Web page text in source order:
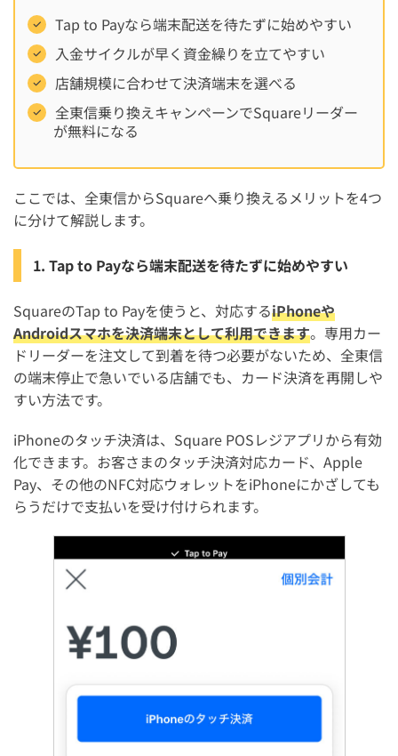
Tap to Payなら端末配送を待たずに始めやすい
入金サイクルが早く資金繰りを立てやすい
店舗規模に合わせて決済端末を選べる
全東信乗り換えキャンペーンでSquareリーダー
が無料になる
ここでは、全東信からSquareへ乗り換えるメリットを4つ
に分けて解説します。
1. Tap to Payなら端末配送を待たずに始めやすい
SquareのTap to Payを使うと、対応するiPhoneや
Androidスマホを決済端末として利用できます。専用カー
ドリーダーを注文して到着を待つ必要がないため、全東信
の端末停止で急いでいる店舗でも、カード決済を再開しや
すい方法です。
iPhoneのタッチ決済は、Square POSレジアプリから有効
化できます。お客さまのタッチ決済対応カード、Apple
Pay、その他のNFC対応ウォレットをiPhoneにかざしても
らうだけで支払いを受け付けられます。